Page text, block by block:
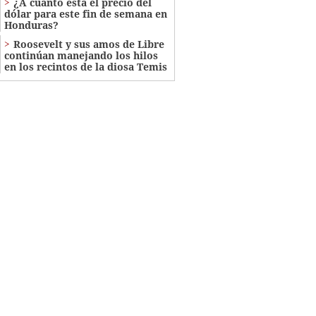
¿A cuánto está el precio del
dólar para este fin de semana en
Honduras?
Roosevelt y sus amos de Libre
continúan manejando los hilos
en los recintos de la diosa Temis